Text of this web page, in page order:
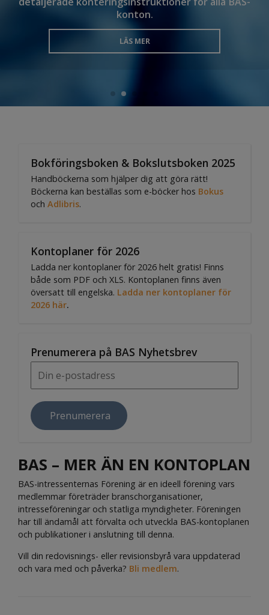
konton.
LÄS MER
Bokföringsboken & Bokslutsboken 2025
Handböckerna som hjälper dig att göra rätt!
Böckerna kan beställas som e-böcker hos Bokus
och Adlibris.
Kontoplaner för 2026
Ladda ner kontoplaner för 2026 helt gratis! Finns
både som PDF och XLS. Kontoplanen finns även
översatt till engelska. Ladda ner kontoplaner för
2026 här.
Prenumerera på BAS Nyhetsbrev
BAS – MER ÄN EN KONTOPLAN
BAS-intressenternas Förening är en ideell förening vars
medlemmar företräder branschorganisationer,
intresseföreningar och statliga myndigheter. Föreningen
har till ändamål att förvalta och utveckla BAS-kontoplanen
och publikationer i anslutning till denna.
Vill din redovisnings- eller revisionsbyrå vara uppdaterad
och vara med och påverka? Bli medlem.